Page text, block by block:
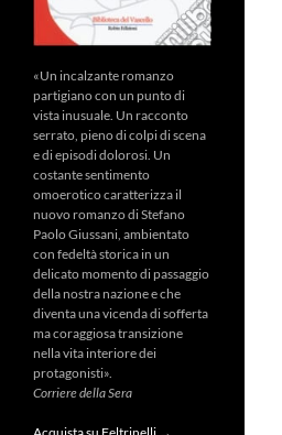
«Un incalzante romanzo
partigiano con un punto di
vista inusuale. Un racconto
serrato, pieno di colpi di scena
e di episodi dolorosi. Un
costante sentimento
omoerotico caratterizza il
nuovo romanzo di Stefano
Paolo Giussani, ambientato
con fedeltà storica in un
delicato momento di passaggio
della nostra nazione e che
diventa una vicenda di sofferta
ma coraggiosa transizione
nella vita interiore dei
protagonisti».
Corriere della Sera